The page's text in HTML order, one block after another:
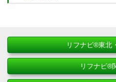
リフナビ®東北
リフナビ®